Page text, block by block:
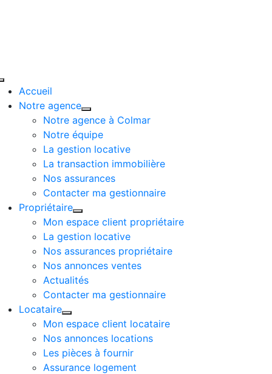
Accueil
Notre agence
Notre agence à Colmar
Notre équipe
La gestion locative
La transaction immobilière
Nos assurances
Contacter ma gestionnaire
Propriétaire
Mon espace client propriétaire
La gestion locative
Nos assurances propriétaire
Nos annonces ventes
Actualités
Contacter ma gestionnaire
Locataire
Mon espace client locataire
Nos annonces locations
Les pièces à fournir
Assurance logement